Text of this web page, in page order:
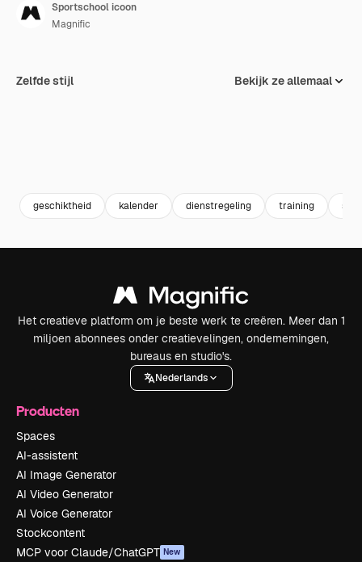
Sportschool icoon
Magnific
Zelfde stijl Bekijk ze allemaal
geschiktheid kalender dienstregeling training
Het creatieve platform om je beste werk te creëren. Meer dan 1
miljoen abonnees onder creatievelingen, ondernemingen,
bureaus en studio's.
Nederlands
Producten
Spaces
AI-assistent
AI Image Generator
AI Video Generator
AI Voice Generator
Stockcontent
MCP voor Claude/ChatGPT New